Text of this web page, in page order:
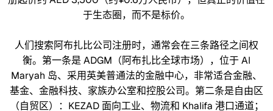
于生态圈，而不是标价。
人们搜索阿布扎比公司注册时，通常会在三条路径之间权
衡。第一条是 ADGM（阿布扎比全球市场），位于 Al
Maryah 岛、采用英美普通法的金融中心，非常适合金融、
基金、金融科技、家族办公室和控股公司。第二条是自由区
（自贸区）：KEZAD 面向工业、物流和 Khalifa 港口通道；